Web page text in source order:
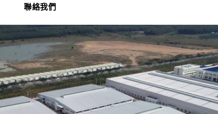
聯絡我們